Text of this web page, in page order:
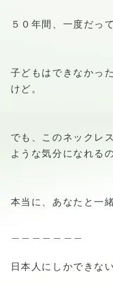
５０年間、一度だっ
子どもはできなかっ
けど。
でも、このネックレ
ような気分になれるの
本当に、あなたと一
日本人にしかできな